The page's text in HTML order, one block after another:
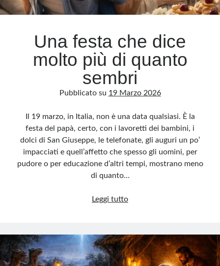
Archivio
Questo blog non rappresenta una testata giornalistica, in quanto viene aggiornato
senza alcuna periodicità. Non può pertanto considerarsi un prodotto editoriale ai
sensi della legge n· 62 del 7.03.2001. L’autore non è responsabile di quanto
pubblicato dai lettori nei commenti ai vari post. Saranno comunque cancellati quelli
ritenuti offensivi o lesivi dell’immagine o dell’onorabilità di terzi, di genere spam,
razzisti o che contengano dati personali non conformi al rispetto delle norme sulla
privacy. Alcune immagini inserite in questo blog sono tratte da Internet e, pertanto,
immediatamente rimosse. L’autore del blog non è responsabile dei siti collegati
Meta
Accedi
Una festa che dice
molto più di quanto
sembri
Pubblicato su 19 Marzo 2026
Il 19 marzo, in Italia, non è una data qualsiasi. È la
festa del papà, certo, con i lavoretti dei bambini, i
dolci di San Giuseppe, le telefonate, gli auguri un po’
impacciati e quell’affetto che spesso gli uomini, per
pudore o per educazione d’altri tempi, mostrano meno
di quanto…
Leggi tuttoUna
dice
molto
più